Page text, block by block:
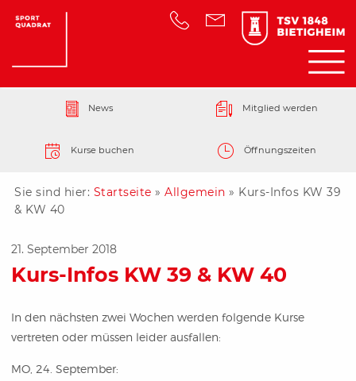
News Mitglied werden
Kurse buchen Öffnungszeiten
Sie sind hier: Startseite » Allgemein » Kurs-Infos KW 39
& KW 40
21. September 2018
Kurs-Infos KW 39 & KW 40
In den nächsten zwei Wochen werden folgende Kurse
vertreten oder müssen leider ausfallen:
MO, 24. September: